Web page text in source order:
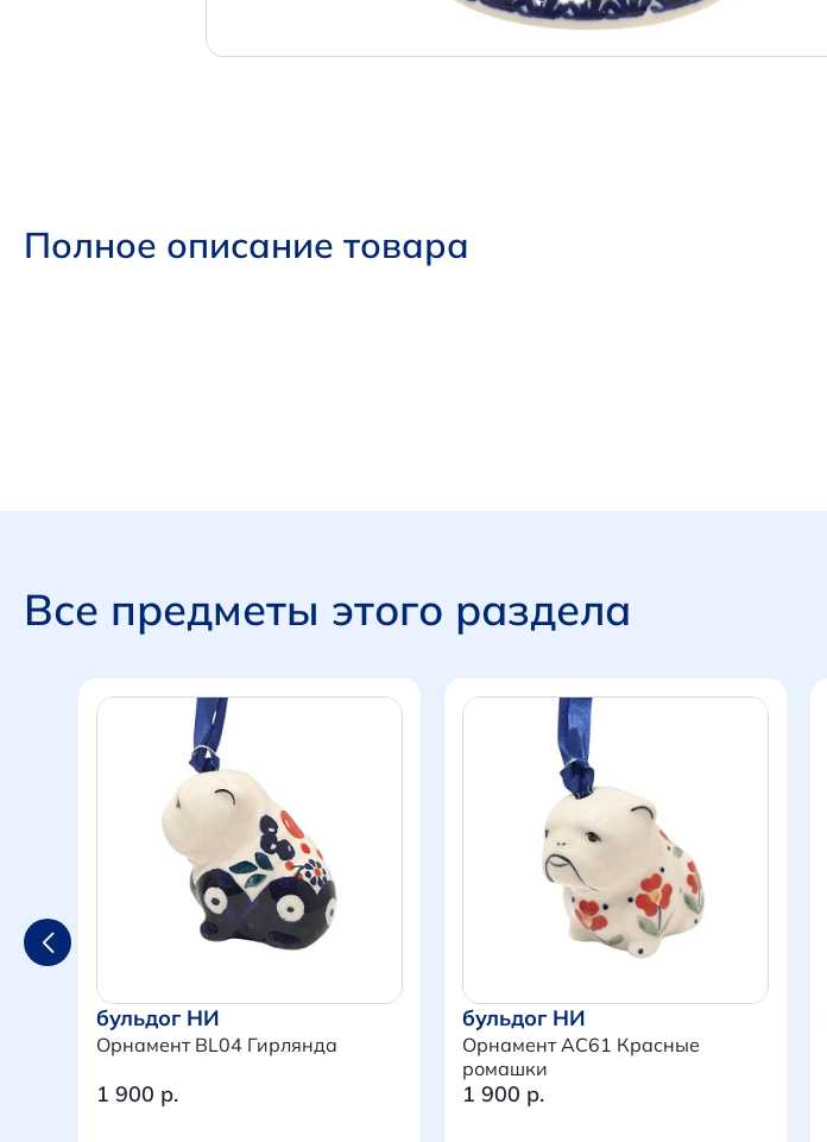
Итого:
Продолжить покупки
Полное описание товара
Все предметы этого раздела
бульдог НИ
Орнамент BL04 Гирлянда
1 900 р.
бульдог НИ
Орнамент AC61 Красные
ромашки
1 900 р.